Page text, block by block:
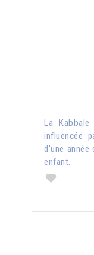
La
influencée
d'une année
enfant.